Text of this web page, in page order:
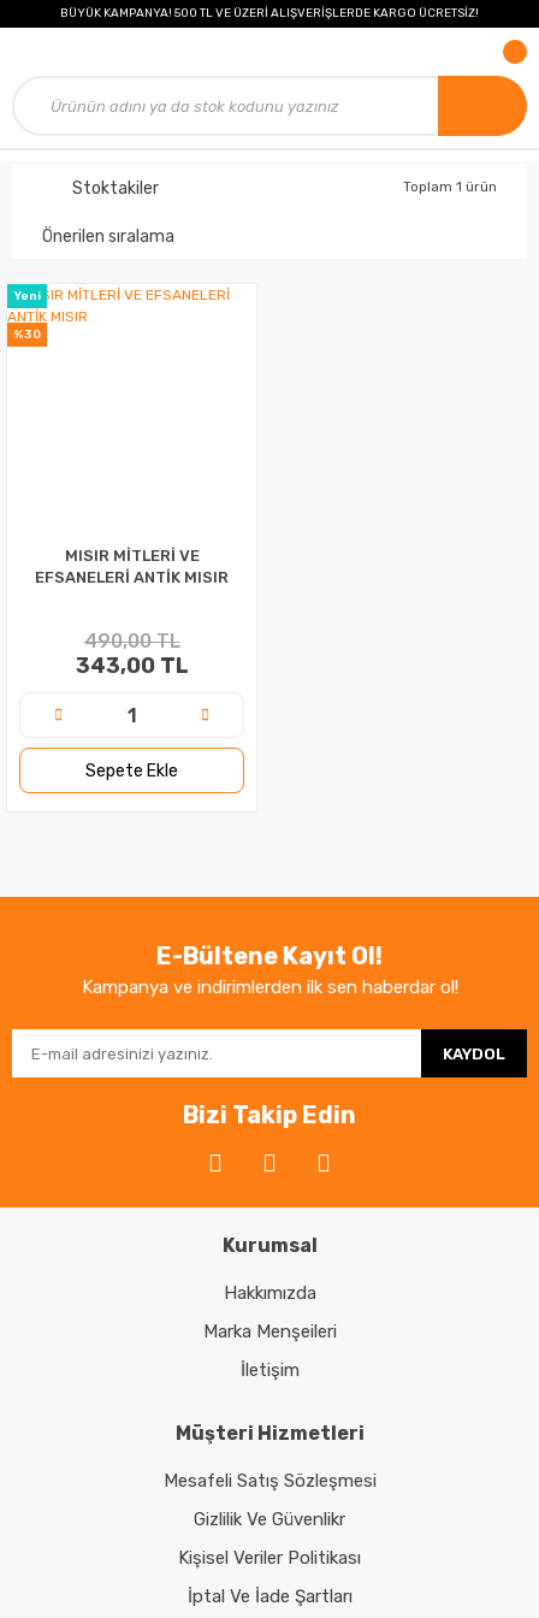
BÜYÜK KAMPANYA! 500 TL VE ÜZERİ ALIŞVERİŞLERDE KARGO ÜCRETSİZ!
Stoktakiler Toplam 1 ürün
%30
Yeni
MISIR MİTLERİ VE
EFSANELERİ ANTİK MISIR
490,00 TL
343,00 TL
Sepete Ekle
E-Bültene Kayıt Ol!
Kampanya ve indirimlerden ilk sen haberdar ol!
KAYDOL
Bizi Takip Edin
Kurumsal
Hakkımızda
Marka Menşeileri
İletişim
Müşteri Hizmetleri
Mesafeli Satış Sözleşmesi
Gizlilik Ve Güvenlikr
Kişisel Veriler Politikası
İptal Ve İade Şartları